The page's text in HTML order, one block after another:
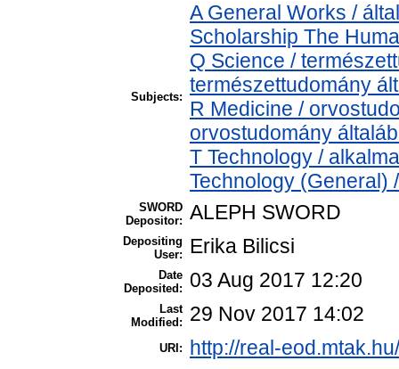
Subjects:
A General Works /
Scholarship The
Q Science /
természettudomány
R Medicine /
orvostudomány
T Technology /
Technology (General)
SWORD
Depositor: ALEPH SWORD
Depositing
User:
Erika Bilicsi
Date
Deposited:
03 Aug 2017 12:20
Last
Modified:
29 Nov 2017 14:02
URI: http://real-